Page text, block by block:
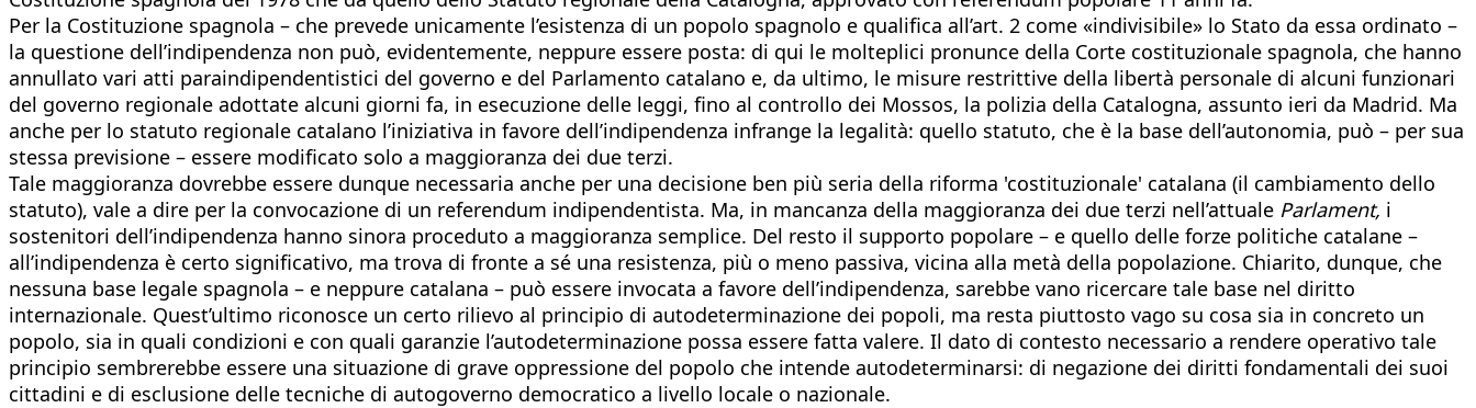
Per la Costituzione spagnola – che prevede unicamente l’esistenza di un popolo spagnolo e qualifica all’art. 2 come «indivisibile» lo Stato da essa ordinato –
la questione dell’indipendenza non può, evidentemente, neppure essere posta: di qui le molteplici pronunce della Corte costituzionale spagnola, che hanno
annullato vari atti paraindipendentistici del governo e del Parlamento catalano e, da ultimo, le misure restrittive della libertà personale di alcuni funzionari
del governo regionale adottate alcuni giorni fa, in esecuzione delle leggi, fino al controllo dei Mossos, la polizia della Catalogna, assunto ieri da Madrid. Ma
anche per lo statuto regionale catalano l’iniziativa in favore dell’indipendenza infrange la legalità: quello statuto, che è la base dell’autonomia, può – per sua
stessa previsione – essere modificato solo a maggioranza dei due terzi.
Tale maggioranza dovrebbe essere dunque necessaria anche per una decisione ben più seria della riforma 'costituzionale' catalana (il cambiamento dello
statuto), vale a dire per la convocazione di un referendum indipendentista. Ma, in mancanza della maggioranza dei due terzi nell’attuale Parlament, i
sostenitori dell’indipendenza hanno sinora proceduto a maggioranza semplice. Del resto il supporto popolare – e quello delle forze politiche catalane –
all’indipendenza è certo significativo, ma trova di fronte a sé una resistenza, più o meno passiva, vicina alla metà della popolazione. Chiarito, dunque, che
nessuna base legale spagnola – e neppure catalana – può essere invocata a favore dell’indipendenza, sarebbe vano ricercare tale base nel diritto
internazionale. Quest’ultimo riconosce un certo rilievo al principio di autodeterminazione dei popoli, ma resta piuttosto vago su cosa sia in concreto un
popolo, sia in quali condizioni e con quali garanzie l’autodeterminazione possa essere fatta valere. Il dato di contesto necessario a rendere operativo tale
principio sembrerebbe essere una situazione di grave oppressione del popolo che intende autodeterminarsi: di negazione dei diritti fondamentali dei suoi
cittadini e di esclusione delle tecniche di autogoverno democratico a livello locale o nazionale.